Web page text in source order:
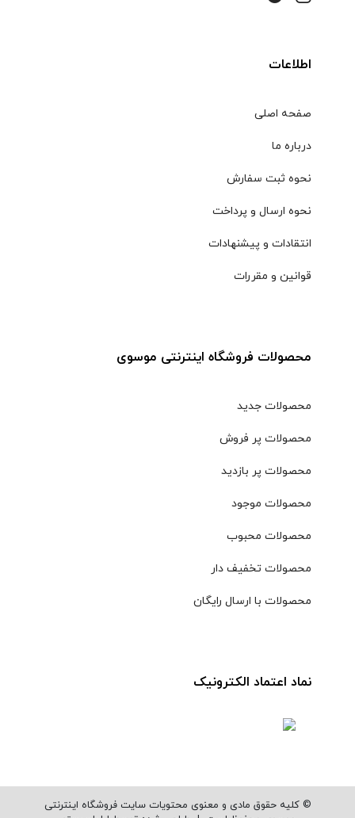
اطلاعات
صفحه اصلی
درباره ما
نحوه ثبت سفارش
نحوه ارسال و پرداخت
انتقادات و پیشنهادات
قوانین و مقررات
محصولات فروشگاه اینترنتی موسوی
محصولات جدید
محصولات پر فروش
محصولات پر بازدید
محصولات موجود
محصولات محبوب
محصولات تخفیف دار
محصولات با ارسال رایگان
نماد اعتماد الکترونیک
© کلیه حقوق مادی و معنوی محتویات سایت فروشگاه اینترنتی